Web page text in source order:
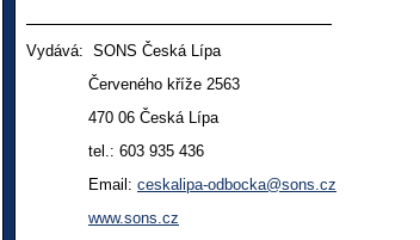
Vydává: SONS Česká Lípa
Červeného kříže 2563
470 06 Česká Lípa
tel.: 603 935 436
Email: ceskalipa-odbocka@sons.cz
www.sons.cz